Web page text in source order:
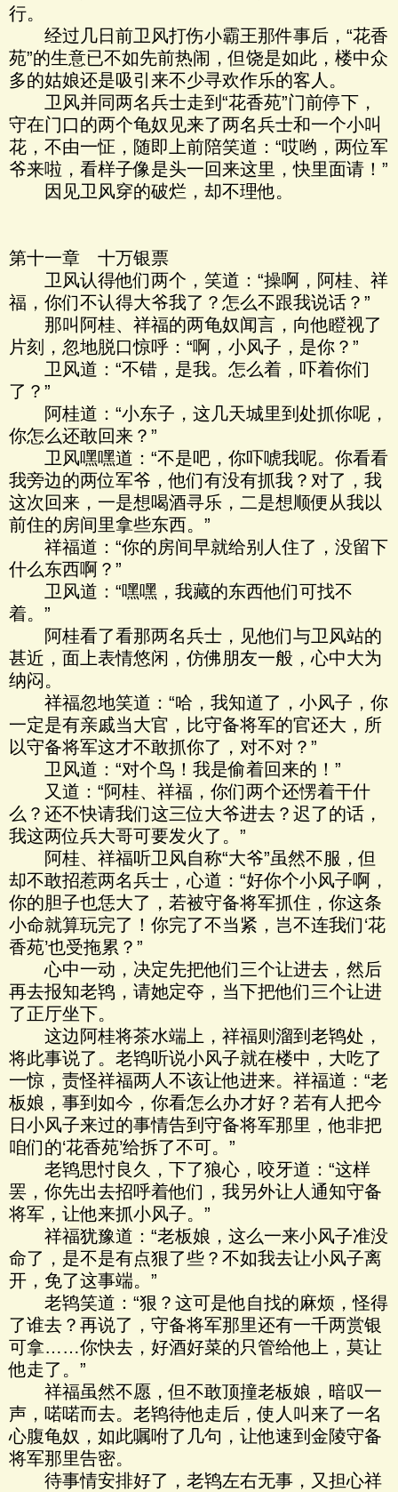
行。
经过几日前卫风打伤小霸王那件事后，“花香
苑”的生意已不如先前热闹，但饶是如此，楼中众
多的姑娘还是吸引来不少寻欢作乐的客人。
卫风并同两名兵士走到“花香苑”门前停下，
守在门口的两个龟奴见来了两名兵士和一个小叫
花，不由一怔，随即上前陪笑道：“哎哟，两位军
爷来啦，看样子像是头一回来这里，快里面请！”
因见卫风穿的破烂，却不理他。
第十一章 十万银票
卫风认得他们两个，笑道：“操啊，阿桂、祥
福，你们不认得大爷我了？怎么不跟我说话？”
那叫阿桂、祥福的两龟奴闻言，向他瞪视了
片刻，忽地脱口惊呼：“啊，小风子，是你？”
卫风道：“不错，是我。怎么着，吓着你们
了？”
阿桂道：“小东子，这几天城里到处抓你呢，
你怎么还敢回来？”
卫风嘿嘿道：“不是吧，你吓唬我呢。你看看
我旁边的两位军爷，他们有没有抓我？对了，我
这次回来，一是想喝酒寻乐，二是想顺便从我以
前住的房间里拿些东西。”
祥福道：“你的房间早就给别人住了，没留下
什么东西啊？”
卫风道：“嘿嘿，我藏的东西他们可找不
着。”
阿桂看了看那两名兵士，见他们与卫风站的
甚近，面上表情悠闲，仿佛朋友一般，心中大为
纳闷。
祥福忽地笑道：“哈，我知道了，小风子，你
一定是有亲戚当大官，比守备将军的官还大，所
以守备将军这才不敢抓你了，对不对？”
卫风道：“对个鸟！我是偷着回来的！”
又道：“阿桂、祥福，你们两个还愣着干什
么？还不快请我们这三位大爷进去？迟了的话，
我这两位兵大哥可要发火了。”
阿桂、祥福听卫风自称“大爷”虽然不服，但
却不敢招惹两名兵士，心道：“好你个小风子啊，
你的胆子也恁大了，若被守备将军抓住，你这条
小命就算玩完了！你完了不当紧，岂不连我们‘花
香苑’也受拖累？”
心中一动，决定先把他们三个让进去，然后
再去报知老鸨，请她定夺，当下把他们三个让进
了正厅坐下。
这边阿桂将茶水端上，祥福则溜到老鸨处，
将此事说了。老鸨听说小风子就在楼中，大吃了
一惊，责怪祥福两人不该让他进来。祥福道：“老
板娘，事到如今，你看怎么办才好？若有人把今
日小风子来过的事情告到守备将军那里，他非把
咱们的‘花香苑’给拆了不可。”
老鸨思忖良久，下了狼心，咬牙道：“这样
罢，你先出去招呼着他们，我另外让人通知守备
将军，让他来抓小风子。”
祥福犹豫道：“老板娘，这么一来小风子准没
命了，是不是有点狠了些？不如我去让小风子离
开，免了这事端。”
老鸨笑道：“狠？这可是他自找的麻烦，怪得
了谁去？再说了，守备将军那里还有一千两赏银
可拿……你快去，好酒好菜的只管给他上，莫让
他走了。”
祥福虽然不愿，但不敢顶撞老板娘，暗叹一
声，喏喏而去。老鸨待他走后，使人叫来了一名
心腹龟奴，如此嘱咐了几句，让他速到金陵守备
将军那里告密。
待事情安排好了，老鸨左右无事，又担心祥